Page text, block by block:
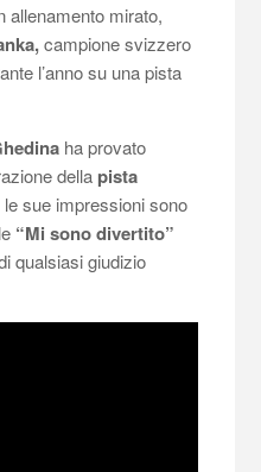
allenamento mirato,
campione svizzero
l’anno su una pista
ha provato
della pista
le sue impressioni sono
“Mi sono divertito”
qualsiasi giudizio